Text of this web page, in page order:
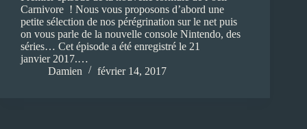
Carnivore ! Nous vous proposons d’abord une
petite sélection de nos pérégrination sur le net puis
on vous parle de la nouvelle console Nintendo, des
séries… Cet épisode a été enregistré le 21
janvier 2017.…
Damien
février 14, 2017